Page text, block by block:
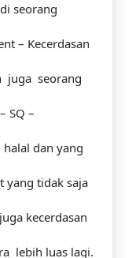
seorang
– Kecerdasan
juga seorang
SQ –
dan yang
yang tidak saja
kecerdasan
lebih luas lagi.